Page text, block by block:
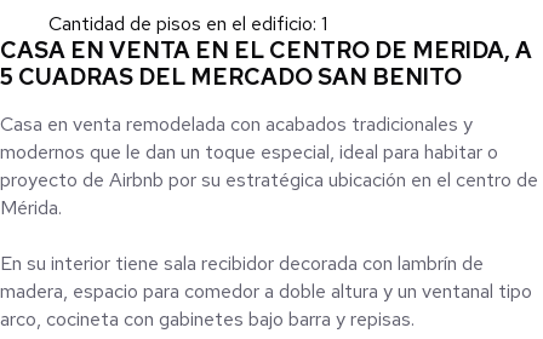
Cantidad de pisos en el edificio: 1
CASA EN VENTA EN EL CENTRO DE MERIDA, A
5 CUADRAS DEL MERCADO SAN BENITO
Casa en venta remodelada con acabados tradicionales y
modernos que le dan un toque especial, ideal para habitar o
proyecto de Airbnb por su estratégica ubicación en el centro de
Mérida.
En su interior tiene sala recibidor decorada con lambrín de
madera, espacio para comedor a doble altura y un ventanal tipo
arco, cocineta con gabinetes bajo barra y repisas.